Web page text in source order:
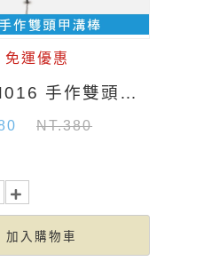
運優惠
【ME5】H016 手作雙頭甲溝棒
NT.380
加入購物車